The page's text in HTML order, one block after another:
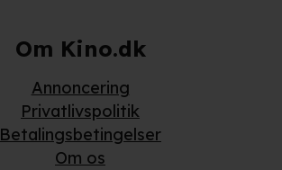
Om Kino.dk
Annoncering
Privatlivspolitik
Betalingsbetingelser
Om os